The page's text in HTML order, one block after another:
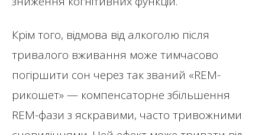
Крім того, відмова від алкоголю після
тривалого вживання може тимчасово
погіршити сон через так званий «REM-
рикошет» — компенсаторне збільшення
REM-фази з яскравими, часто тривожними